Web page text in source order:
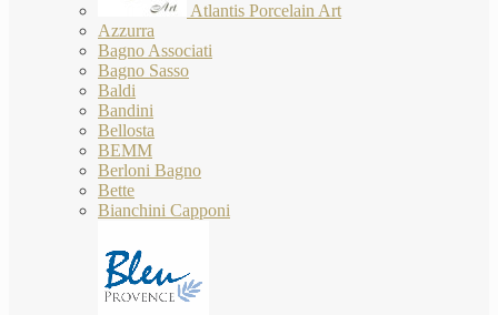
Atlantis Porcelain Art
Azzurra
Bagno Associati
Bagno Sasso
Baldi
Bandini
Bellosta
BEMM
Berloni Bagno
Bette
Bianchini Capponi